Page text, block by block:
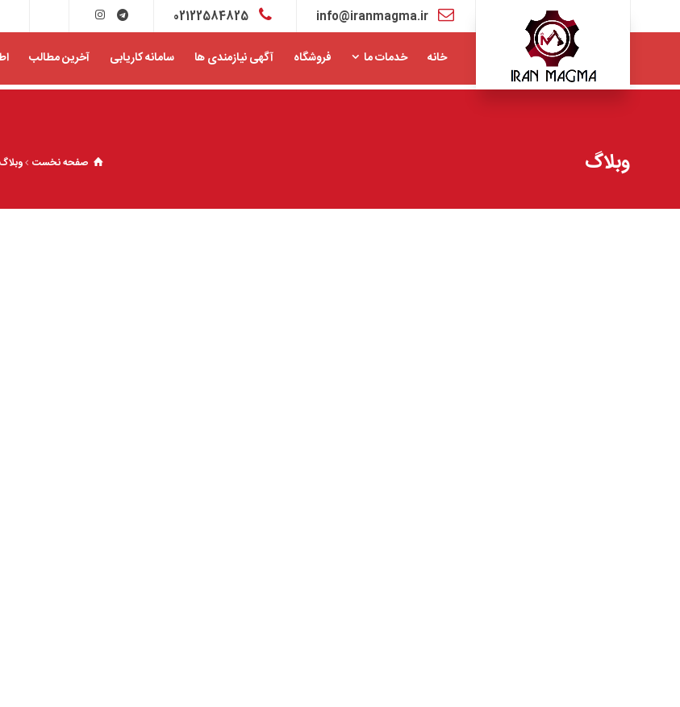
info@iranmagma.ir
02122584825
خانه خدمات ما فروشگاه آگهی نیازمندی ها سامانه کاریابی آخرین مطالب
وبلاگ صفحه نخست وبلاگ